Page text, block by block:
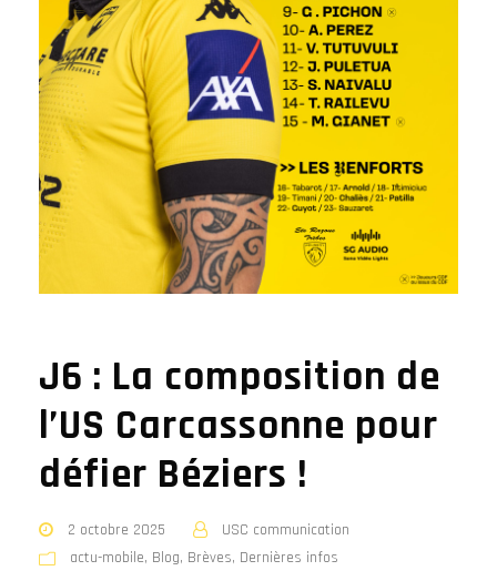
J6 : La composition de
l’US Carcassonne pour
défier Béziers !
2 octobre 2025
USC communication
actu-mobile, Blog, Brèves, Dernières infos